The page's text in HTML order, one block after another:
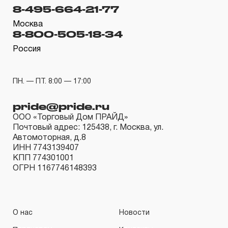
неправильный подбор ключа по размеру и профилю,
воздействия, не связанные с основным
предназначением ключа.
4.2 Нарушение правил эксплуатации торцевых
нагрузки. Использование торцевых головок для
наоборот. Использование ударных воздействий на
тело головки, неправильный подбор инструмента по
размеру и профилю, воздействия, не связанные с
основным предназначением торцевой головки.
4.3 Нарушение правил эксплуатации трещоточных
наращивание дополнительного рычага в виде трубы
8-495-664-21-77
Москва
8-800-505-18-34
Россия
ПН. — ПТ. 8:00 — 17:00
pride@pride.ru
ООО «Торговый Дом ПРАЙД»
Почтовый адрес: 125438, г. Москва, ул.
Автомоторная, д.8
ИНН 7743139407
КПП 774301001
ОГРН 1167746148393
О нас Новости